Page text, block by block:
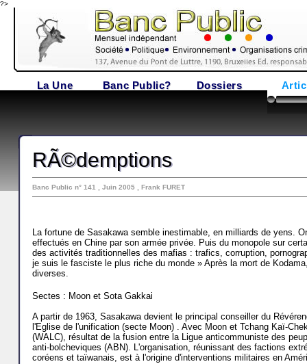
?>
La Une Banc Public? Dossiers
RÃ©demptions
Banc Public n° 141 , Juin 2005 , Frank FURET
La fortune de Sasakawa semble inestimable, en milliards de yens.
effectués en Chine par son armée privée. Puis du monopole sur
des activités traditionnelles des mafias : trafics, corruption,
je suis le fasciste le plus riche du monde » Après la mort de
diverses.
Sectes : Moon et Sota Gakkai
A partir de 1963, Sasakawa devient le principal conseiller du
l'Eglise de l'unification (secte Moon) . Avec Moon et Tchang Kaï-
(WALC), résultat de la fusion entre la Ligue anticommuniste des
anti-bolcheviques (ABN). L'organisation, réunissant des factions
coréens et taïwanais, est à l'origine d'interventions militaires en